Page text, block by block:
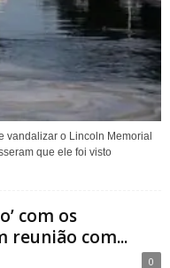
vandalizar o Lincoln Memorial
que ele foi visto
com os
reunião com...
0